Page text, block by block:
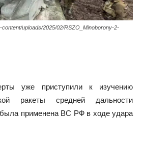
uploads/2025/02/RSZO_Minoborony-2-
уже приступили к изучению
ракеты средней дальности
применена ВС РФ в ходе удара